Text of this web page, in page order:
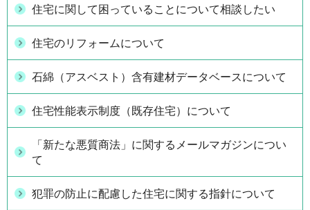
住宅に関して困っていることについて相談したい
住宅のリフォームについて
石綿（アスベスト）含有建材データベースについて
住宅性能表示制度（既存住宅）について
「新たな悪質商法」に関するメールマガジンについ
て
犯罪の防止に配慮した住宅に関する指針について